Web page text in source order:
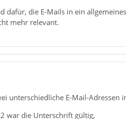
dafür, die E-Mails in ein
mehr relevant.
unterschiedliche E-Mail-Adressen
war die Unterschrift gültig,